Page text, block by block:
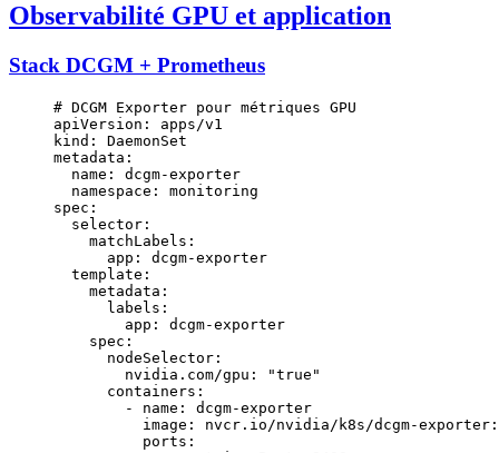
Observabilité GPU et application
Stack DCGM + Prometheus
# DCGM Exporter pour métriques GPU
apiVersion : apps/v1
kind : DaemonSet
metadata :
  name
: dcgm-exporter
  namespace
: monitoring
spec :
  selector
:
    matchLabels
:
      app
: dcgm-exporter
  template
:
    metadata
:
      labels
:
        app
: dcgm-exporter
    spec
:
      nodeSelector
:
        nvidia.com/gpu
:
"true"
      containers
:
        -
name : dcgm-exporter
          image
: nvcr.io/nvidia/k8s/dcgm-
          ports
: